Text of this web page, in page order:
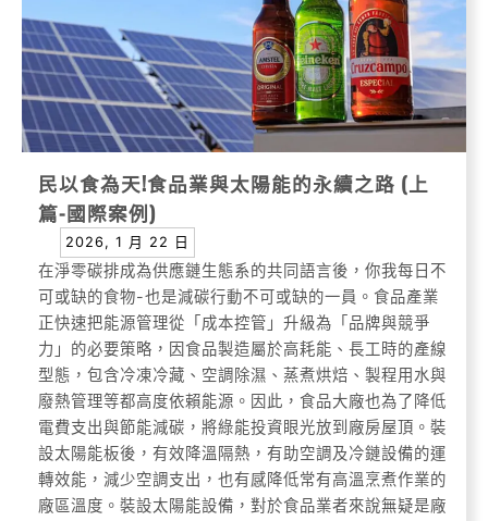
民以食為天!食品業與太陽能的永續之路 (上
篇-國際案例)
2026, 1 月 22 日
在淨零碳排成為供應鏈生態系的共同語言後，你我每日不
可或缺的食物-也是減碳行動不可或缺的一員。食品產業
正快速把能源管理從「成本控管」升級為「品牌與競爭
力」的必要策略，因食品製造屬於高耗能、長工時的產線
型態，包含冷凍冷藏、空調除濕、蒸煮烘焙、製程用水與
廢熱管理等都高度依賴能源。因此，食品大廠也為了降低
電費支出與節能減碳，將綠能投資眼光放到廠房屋頂。裝
設太陽能板後，有效降溫隔熱，有助空調及冷鏈設備的運
轉效能，減少空調支出，也有感降低常有高溫烹煮作業的
廠區溫度。裝設太陽能設備，對於食品業者來說無疑是廠